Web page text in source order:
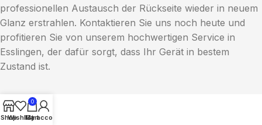
professionellen Austausch der Rückseite wieder in neuem
Glanz erstrahlen. Kontaktieren Sie uns noch heute und
profitieren Sie von unserem hochwertigen Service in
Esslingen, der dafür sorgt, dass Ihr Gerät in bestem
Zustand ist.
Shop
Wishlist
0
Cart
My account